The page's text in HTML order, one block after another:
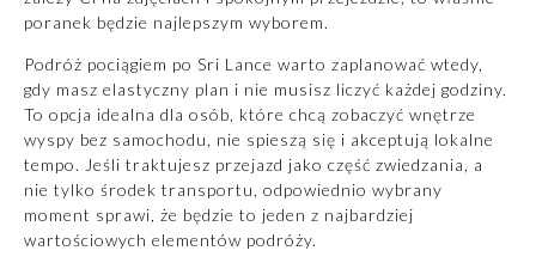
poranek będzie najlepszym wyborem.
Podróż pociągiem po Sri Lance warto zaplanować wtedy,
gdy masz elastyczny plan i nie musisz liczyć każdej godziny.
To opcja idealna dla osób, które chcą zobaczyć wnętrze
wyspy bez samochodu, nie spieszą się i akceptują lokalne
tempo. Jeśli traktujesz przejazd jako część zwiedzania, a
nie tylko środek transportu, odpowiednio wybrany
moment sprawi, że będzie to jeden z najbardziej
wartościowych elementów podróży.